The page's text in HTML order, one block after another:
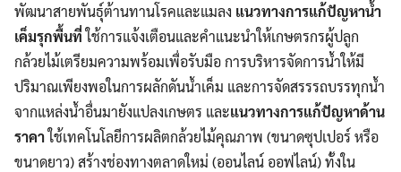
พัฒนาสายพันธุ์ต้านทานโรคและแมลง แนวทางการแก้ปัญหาน้ำ
เค็มรุกพื้นที่ใช้การแจ้งเตือนและคำแนะนำให้เกษตรกรผู้ปลูก
กล้วยไม้เตรียมความพร้อมเพื่อรับมือ การบริหารจัดการน้ำให้มี
ปริมาณเพียงพอในการผลักดันน้ำเค็ม และการจัดสรรรถบรรทุกน้ำ
จากแหล่งน้ำอื่นมายังแปลงเกษตร และแนวทางการแก้ปัญหาด้าน
ราคาใช้เทคโนโลยีการผลิตกล้วยไม้คุณภาพ (ขนาดซุปเปอร์ หรือ
ขนาดยาว) สร้างช่องทางตลาดใหม่ (ออนไลน์ ออฟไลน์) ทั้งใน